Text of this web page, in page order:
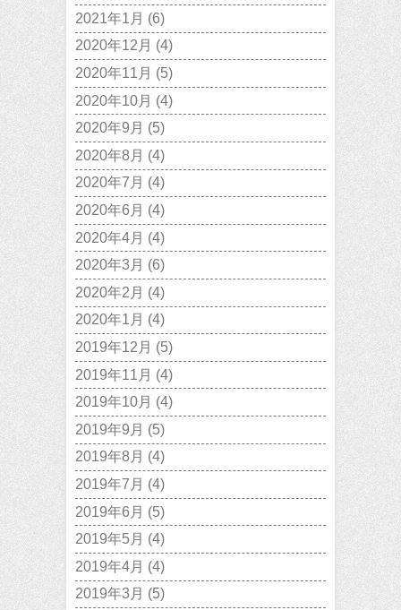
2021年1月 (6)
2020年12月 (4)
2020年11月 (5)
2020年10月 (4)
2020年9月 (5)
2020年8月 (4)
2020年7月 (4)
2020年6月 (4)
2020年4月 (4)
2020年3月 (6)
2020年2月 (4)
2020年1月 (4)
2019年12月 (5)
2019年11月 (4)
2019年10月 (4)
2019年9月 (5)
2019年8月 (4)
2019年7月 (4)
2019年6月 (5)
2019年5月 (4)
2019年4月 (4)
2019年3月 (5)